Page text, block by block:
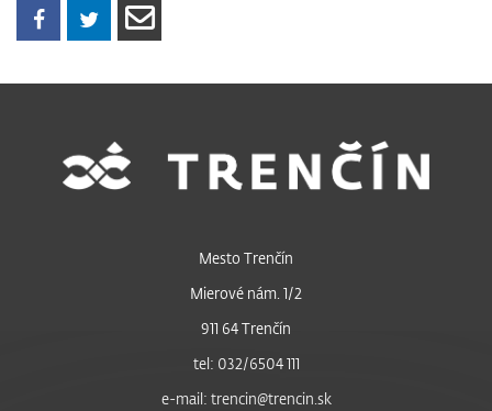
Mesto Trenčín
Mierové nám. 1/2
911 64 Trenčín
tel: 032/6504 111
e-mail: trencin@trencin.sk